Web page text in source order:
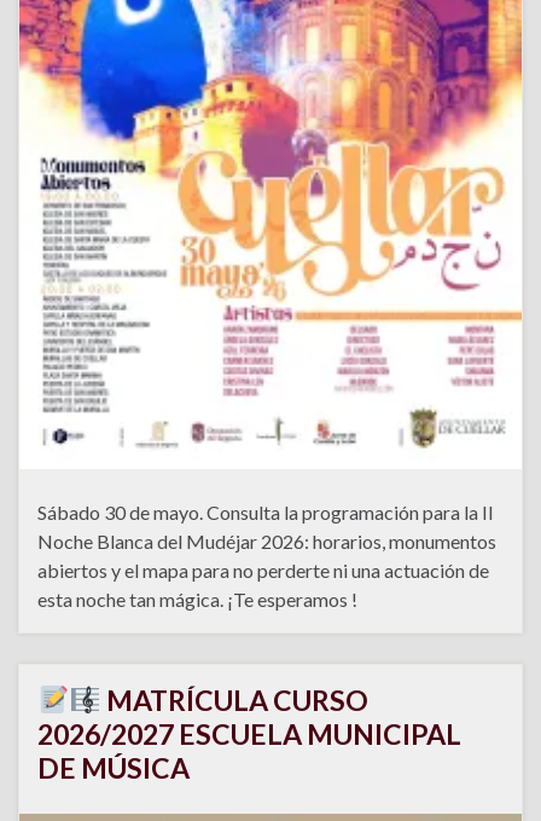
Sábado 30 de mayo. Consulta la programación para la II
Noche Blanca del Mudéjar 2026: horarios, monumentos
abiertos y el mapa para no perderte ni una actuación de
esta noche tan mágica. ¡Te esperamos !
MATRÍCULA CURSO
2026/2027 ESCUELA MUNICIPAL
DE MÚSICA